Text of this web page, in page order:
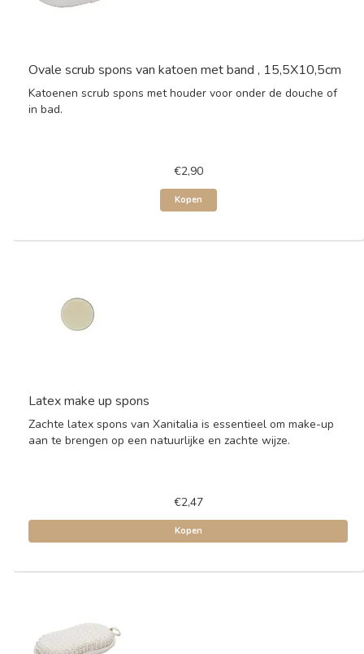
Ovale scrub spons van katoen met band , 15,5X10,5cm
Katoenen scrub spons met houder voor onder de douche of
in bad.
€2,90
Kopen
Latex make up spons
Zachte latex spons van Xanitalia is essentieel om make-up
aan te brengen op een natuurlijke en zachte wijze.
€2,47
Kopen